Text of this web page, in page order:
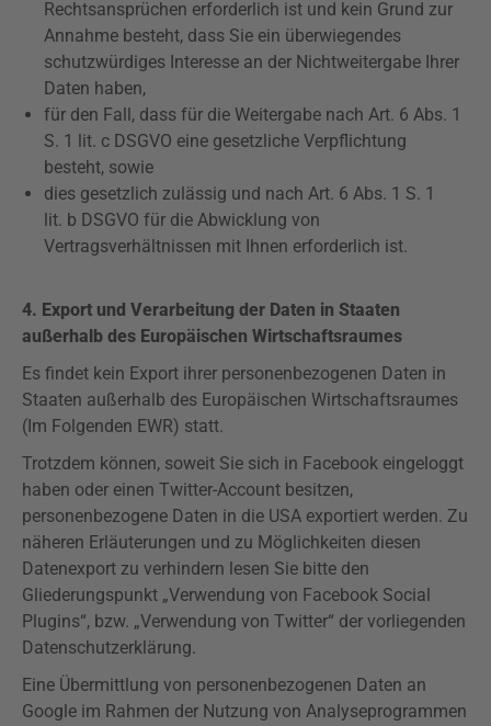
Rechtsansprüchen erforderlich ist und kein Grund zur
Annahme besteht, dass Sie ein überwiegendes
schutzwürdiges Interesse an der Nichtweitergabe Ihrer
Daten haben,
für den Fall, dass für die Weitergabe nach Art. 6 Abs. 1
S. 1 lit. c DSGVO eine gesetzliche Verpflichtung
besteht, sowie
dies gesetzlich zulässig und nach Art. 6 Abs. 1 S. 1
lit. b DSGVO für die Abwicklung von
Vertragsverhältnissen mit Ihnen erforderlich ist.
4. Export und Verarbeitung der Daten in Staaten
außerhalb des Europäischen Wirtschaftsraumes
Es findet kein Export ihrer personenbezogenen Daten in
Staaten außerhalb des Europäischen Wirtschaftsraumes
(Im Folgenden EWR) statt.
Trotzdem können, soweit Sie sich in Facebook eingeloggt
haben oder einen Twitter-Account besitzen,
personenbezogene Daten in die USA exportiert werden. Zu
näheren Erläuterungen und zu Möglichkeiten diesen
Datenexport zu verhindern lesen Sie bitte den
Gliederungspunkt „Verwendung von Facebook Social
Plugins“, bzw. „Verwendung von Twitter“ der vorliegenden
Datenschutzerklärung.
Eine Übermittlung von personenbezogenen Daten an
Google im Rahmen der Nutzung von Analyseprogrammen